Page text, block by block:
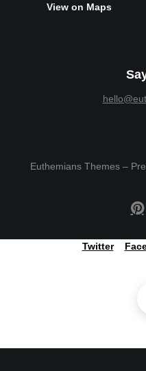
View on Maps
Euthemians Themes –
Twitter